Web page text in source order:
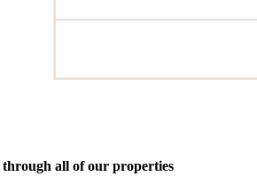
through all of our properties